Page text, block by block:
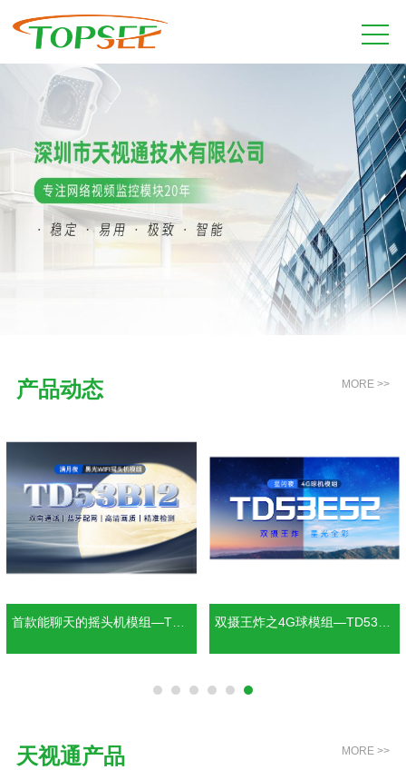
产品动态 MORE >>
双摄王炸之4G球模组—TD53E5
双摄王炸之WiFi球模组—TD53
天视通产品 MORE >>